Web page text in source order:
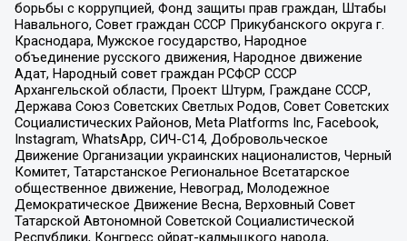
борьбы с коррупцией, Фонд защиты прав граждан, Штабы
Навального, Совет граждан СССР Прикубанского округа г.
Краснодара, Мужское государство, Народное
объединение русского движения, Народное движение
Адат, Народный совет граждан РСФСР СССР
Архангельской области, Проект Штурм, Граждане СССР,
Держава Союз Советских Светлых Родов, Совет Советских
Социалистических Районов, Meta Platforms Inc, Facebook,
Instagram, WhatsApp, СИЧ-С14, Добровольческое
Движение Организации украинских националистов, Черный
Комитет, Татарстанское Региональное Всетатарское
общественное движение, Невоград, Молодежное
Демократическое Движение Весна, Верховный Совет
Татарской Автономной Советской Социалистической
Республики, Конгресс ойрат-калмыцкого народа,